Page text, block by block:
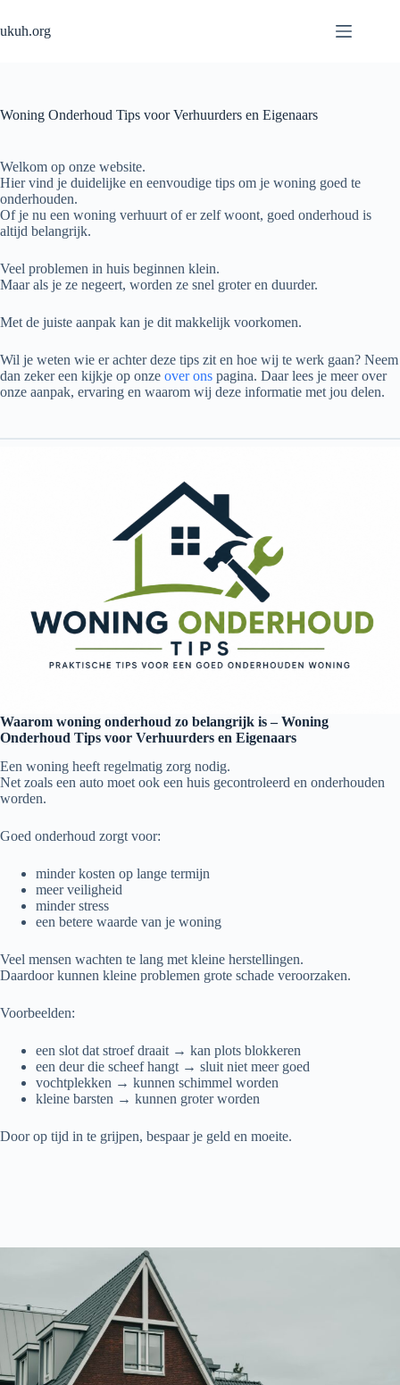
to
content
ukuh.org
Woning Onderhoud Tips voor Verhuurders en Eigenaars
Welkom op onze website.
Hier vind je duidelijke en eenvoudige tips om je woning goed te
onderhouden.
Of je nu een woning verhuurt of er zelf woont, goed onderhoud is
altijd belangrijk.
Veel problemen in huis beginnen klein.
Maar als je ze negeert, worden ze snel groter en duurder.
Met de juiste aanpak kan je dit makkelijk voorkomen.
Wil je weten wie er achter deze tips zit en hoe wij te werk gaan? Neem
dan zeker een kijkje op onze over ons pagina. Daar lees je meer over
onze aanpak, ervaring en waarom wij deze informatie met jou delen.
Waarom woning onderhoud zo belangrijk is – Woning
Onderhoud Tips voor Verhuurders en Eigenaars
Een woning heeft regelmatig zorg nodig.
Net zoals een auto moet ook een huis gecontroleerd en onderhouden
worden.
Goed onderhoud zorgt voor:
minder kosten op lange termijn
meer veiligheid
minder stress
een betere waarde van je woning
Veel mensen wachten te lang met kleine herstellingen.
Daardoor kunnen kleine problemen grote schade veroorzaken.
Voorbeelden:
een slot dat stroef draait → kan plots blokkeren
een deur die scheef hangt → sluit niet meer goed
vochtplekken → kunnen schimmel worden
kleine barsten → kunnen groter worden
Door op tijd in te grijpen, bespaar je geld en moeite.